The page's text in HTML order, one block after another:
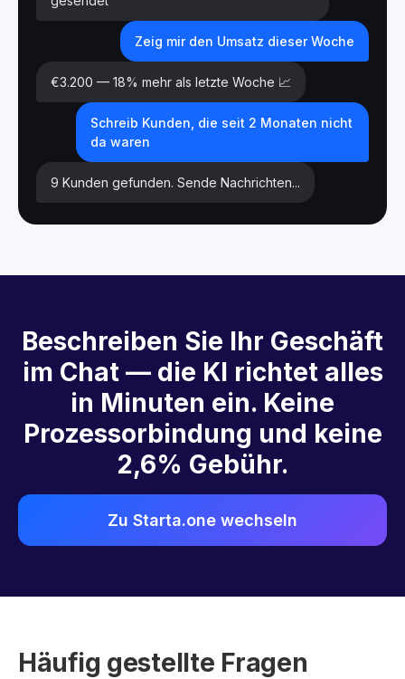
Zeig mir den Umsatz dieser Woche
€3.200 — 18% mehr als letzte Woche 📈
Schreib Kunden, die seit 2 Monaten nicht
da waren
9 Kunden gefunden. Sende Nachrichten...
Beschreiben Sie Ihr Geschäft
im Chat — die KI richtet alles
in Minuten ein. Keine
Prozessorbindung und keine
2,6% Gebühr.
Zu Starta.one wechseln
Häufig gestellte Fragen